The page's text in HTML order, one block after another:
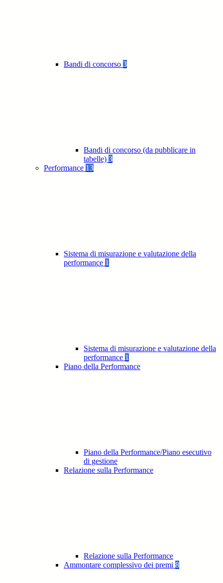
Bandi di concorso 3
Bandi di concorso (da pubblicare in
tabelle) 3
Performance 13
Sistema di misurazione e valutazione della
performance 1
Sistema di misurazione e valutazione della
performance 1
Piano della Performance
Piano della Performance/Piano esecutivo
di gestione
Relazione sulla Performance
Relazione sulla Performance
Ammontare complessivo dei premi 8